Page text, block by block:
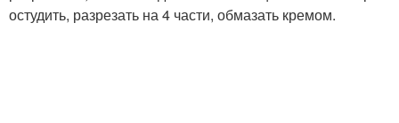
остудить, разрезать на 4 части, обмазать кремом.